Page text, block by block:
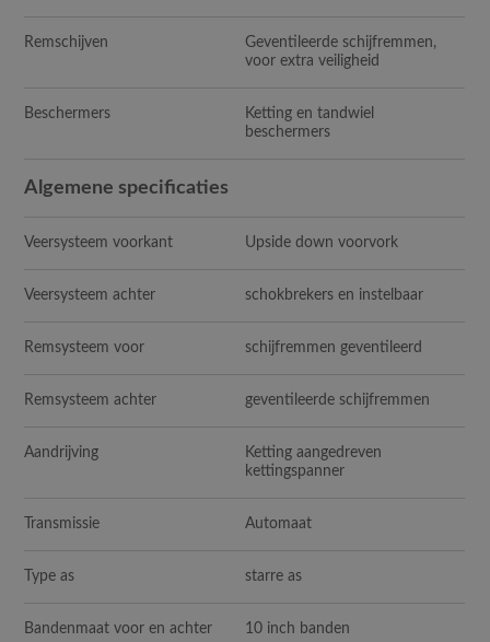
Remschijven
Geventileerde schijfremmen,
voor extra veiligheid
Beschermers
Ketting en tandwiel
beschermers
Algemene specificaties
Veersysteem voorkant Upside down voorvork
Veersysteem achter schokbrekers en instelbaar
Remsysteem voor schijfremmen geventileerd
Remsysteem achter geventileerde schijfremmen
Aandrijving
Ketting aangedreven
kettingspanner
Transmissie Automaat
Type as starre as
Bandenmaat voor en achter 10 inch banden